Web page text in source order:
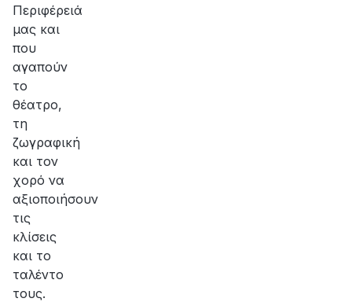
Περιφέρειά
μας και
που
αγαπούν
το
θέατρο,
τη
ζωγραφική
και τον
χορό να
αξιοποιήσουν
τις
κλίσεις
και το
ταλέντο
τους.